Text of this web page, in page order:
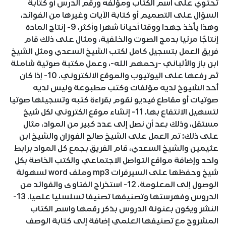
تحتوي على اسم الكتاب ومؤلفه ورقم الدرس أو كتابة
السؤال على التصميم أو كتابة الآيات وغيرها من الفوائد،
وهذا يأخذ جهدا ووقتا أحيانا شهرا وأكثر. 9- إنتاج المادة
إنتاجًا مرئيا بدمج الصوت والخلفية، ومثال على ذلك قام
فريق العمل بتسجيل كامل لكتب الشيخ السعدي ومثل الشيخ
ابن باز والألباني -رحمهم الله-، وعمل مكتبة صوتية شاملة
ثم رفعها على اليوتيوب والموقع الالكتروني. 10- إذا كان
أحد الشيوخ لديه مؤلفات وكتب مطبوعة وليس لديه
صوتيات أو مقاطع فيديو نقوم بقراءة كتبه وتسجيلها صوتيا
لتسهيل الانتفاع بها. 11- إنشاء موقع الكتروني لكل شيخ
مستقل، وذلك بعد أن نصل إلى عدد كبير من المواد، مثال
على ذلك: تم العمل على الشيخ صالح الفوزان والشيخ ابن
عثيمين والشيخ السعدي، قام الفريق بجمع كل المواد برابط
واحد وإضافة مواقع التواصل الاجتماعي والكتب الخاصة بكل
شيخ وحفظها على السيرفرات mp3 وملف word لسهولة
الوصول إلى المعلومة. 12- استخراج الفتاوى والفوائد من
الدروس وفهرستها وتصنيفها تصنيفا تسلسليا علميا. 13-
النشر ويكون بعنونة الدروس بذكر رقمها واسم الكتاب
المشروح مع تصنيفها العلمي إضافة إلى كتابة الوصف